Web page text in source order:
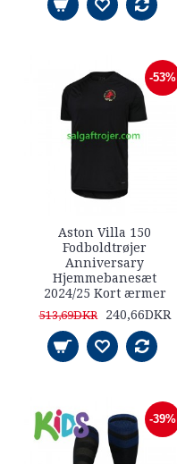
-53%
Aston Villa 150
Fodboldtrøjer
Anniversary
Hjemmebanesæt
2024/25 Kort ærmer
513,69DKR 240,66DKR
-39%